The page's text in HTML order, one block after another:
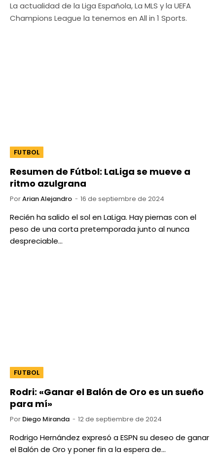
La actualidad de la Liga Española, La MLS y la UEFA
Champions League la tenemos en All in 1 Sports.
FUTBOL
Resumen de Fútbol: LaLiga se mueve a
ritmo azulgrana
PorArian Alejandro 16 de septiembre de 2024
Recién ha salido el sol en LaLiga. Hay piernas con el
peso de una corta pretemporada junto al nunca
despreciable…
FUTBOL
Rodri: «Ganar el Balón de Oro es un sueño
para mí»
Por Diego Miranda 12 de septiembre de 2024
Rodrigo Hernández expresó a ESPN su deseo de ganar
el Balón de Oro y poner fin a la espera de…